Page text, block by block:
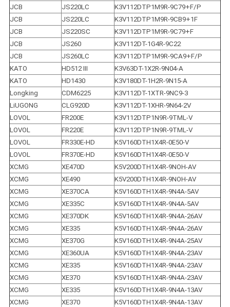
JCB
JS220LC
K3V112DTP1M9R-9C79+F/P
JCB
JS220LC
K3V112DTP1M9R-9CB9+1F
JCB
JS220SC
K3V112DTP1M9R-9C79+F
JCB
JS260
K3V112DT-1G4R-9C22
JCB
JS260LC
K3V112DTP1M9R-9CA9+F/P
KATO
HD512 III
K3V63DT-1X2R-9N04-A
KATO
HD1430
K3V180DT-1H2R-9N15-A
Longking
CDM6225
K3V112DT-1XTR-9NC9-3
LiUGONG
CLG920D
K3V112DT-1XHR-9N64-2V
LOVOL
FR200E
K3V112DTP1N9R-9TML-V
LOVOL
FR220E
K3V112DTP1N9R-9TML-V
LOVOL
FR330E-HD
K5V160DTH1X4R-0E50-V
LOVOL
FR370E-HD
K5V160DTH1X4R-0E50-V
XCMG
XE470D
K5V200DTH1X4R-9NOH-AV
XCMG
XE490
K5V200DTH1X4R-9NOH-AV
XCMG
XE370CA
K5V160DTH1X4R-9N4A-5AV
XCMG
XE335C
K5V160DTH1X4R-9N4A-5AV
XCMG
XE370DK
K5V160DTH1X4R-9N4A-26AV
XCMG
XE335
K5V160DTH1X4R-9N4A-26AV
XCMG
XE370G
K5V160DTH1X4R-9N4A-25AV
XCMG
XE360UA
K5V160DTH1X4R-9N4A-23AV
XCMG
XE335
K5V160DTH1X4R-9N4A-23AV
XCMG
XE370
K5V160DTH1X4R-9N4A-23AV
XCMG
XE335
K5V160DTH1X4R-9N4A-13AV
XCMG
XE370
K5V160DTH1X4R-9N4A-13AV